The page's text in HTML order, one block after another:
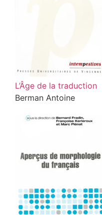
L’Âge de la traduction
Berman Antoine